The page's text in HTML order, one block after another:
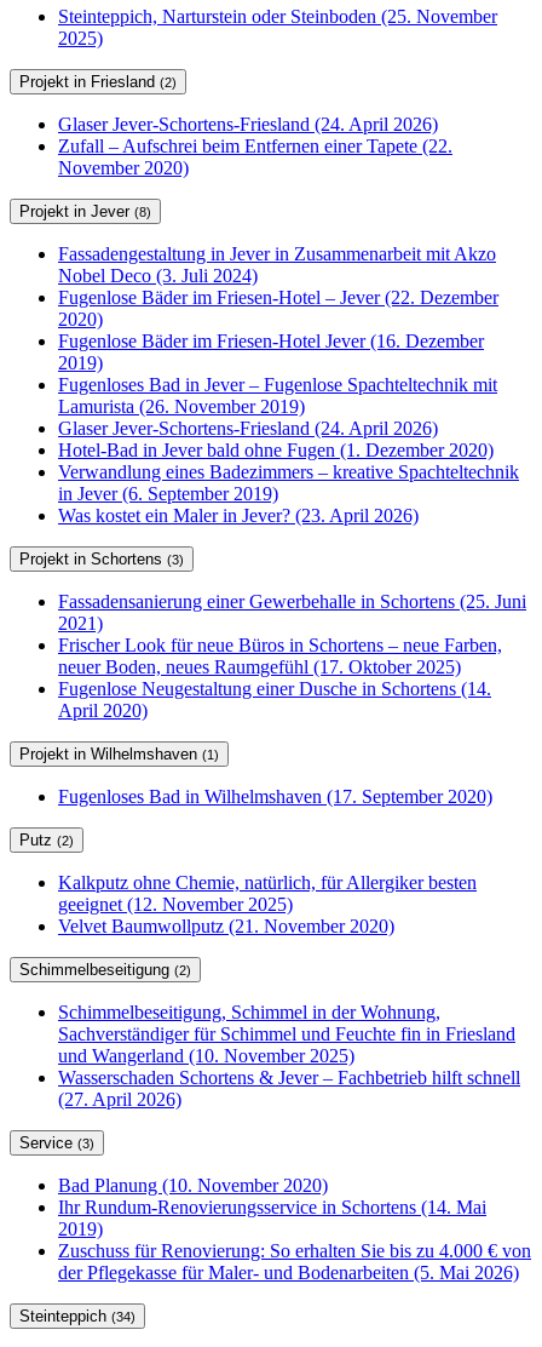
Steinteppich, Narturstein oder Steinboden (25. November
2025)
Projekt in Friesland (2)
Glaser Jever-Schortens-Friesland (24. April 2026)
Zufall – Aufschrei beim Entfernen einer Tapete (22.
November 2020)
Projekt in Jever (8)
Fassadengestaltung in Jever in Zusammenarbeit mit Akzo
Nobel Deco (3. Juli 2024)
Fugenlose Bäder im Friesen-Hotel – Jever (22. Dezember
2020)
Fugenlose Bäder im Friesen-Hotel Jever (16. Dezember
2019)
Fugenloses Bad in Jever – Fugenlose Spachteltechnik mit
Lamurista (26. November 2019)
Glaser Jever-Schortens-Friesland (24. April 2026)
Hotel-Bad in Jever bald ohne Fugen (1. Dezember 2020)
Verwandlung eines Badezimmers – kreative Spachteltechnik
in Jever (6. September 2019)
Was kostet ein Maler in Jever? (23. April 2026)
Projekt in Schortens (3)
Fassadensanierung einer Gewerbehalle in Schortens (25. Juni
2021)
Frischer Look für neue Büros in Schortens – neue Farben,
neuer Boden, neues Raumgefühl (17. Oktober 2025)
Fugenlose Neugestaltung einer Dusche in Schortens (14.
April 2020)
Projekt in Wilhelmshaven (1)
Fugenloses Bad in Wilhelmshaven (17. September 2020)
Putz (2)
Kalkputz ohne Chemie, natürlich, für Allergiker besten
geeignet (12. November 2025)
Velvet Baumwollputz (21. November 2020)
Schimmelbeseitigung (2)
Schimmelbeseitigung, Schimmel in der Wohnung,
Sachverständiger für Schimmel und Feuchte fin in Friesland
und Wangerland (10. November 2025)
Wasserschaden Schortens & Jever – Fachbetrieb hilft schnell
(27. April 2026)
Service (3)
Bad Planung (10. November 2020)
Ihr Rundum-Renovierungsservice in Schortens (14. Mai
2019)
Zuschuss für Renovierung: So erhalten Sie bis zu 4.000 € von
der Pflegekasse für Maler- und Bodenarbeiten (5. Mai 2026)
Steinteppich (34)